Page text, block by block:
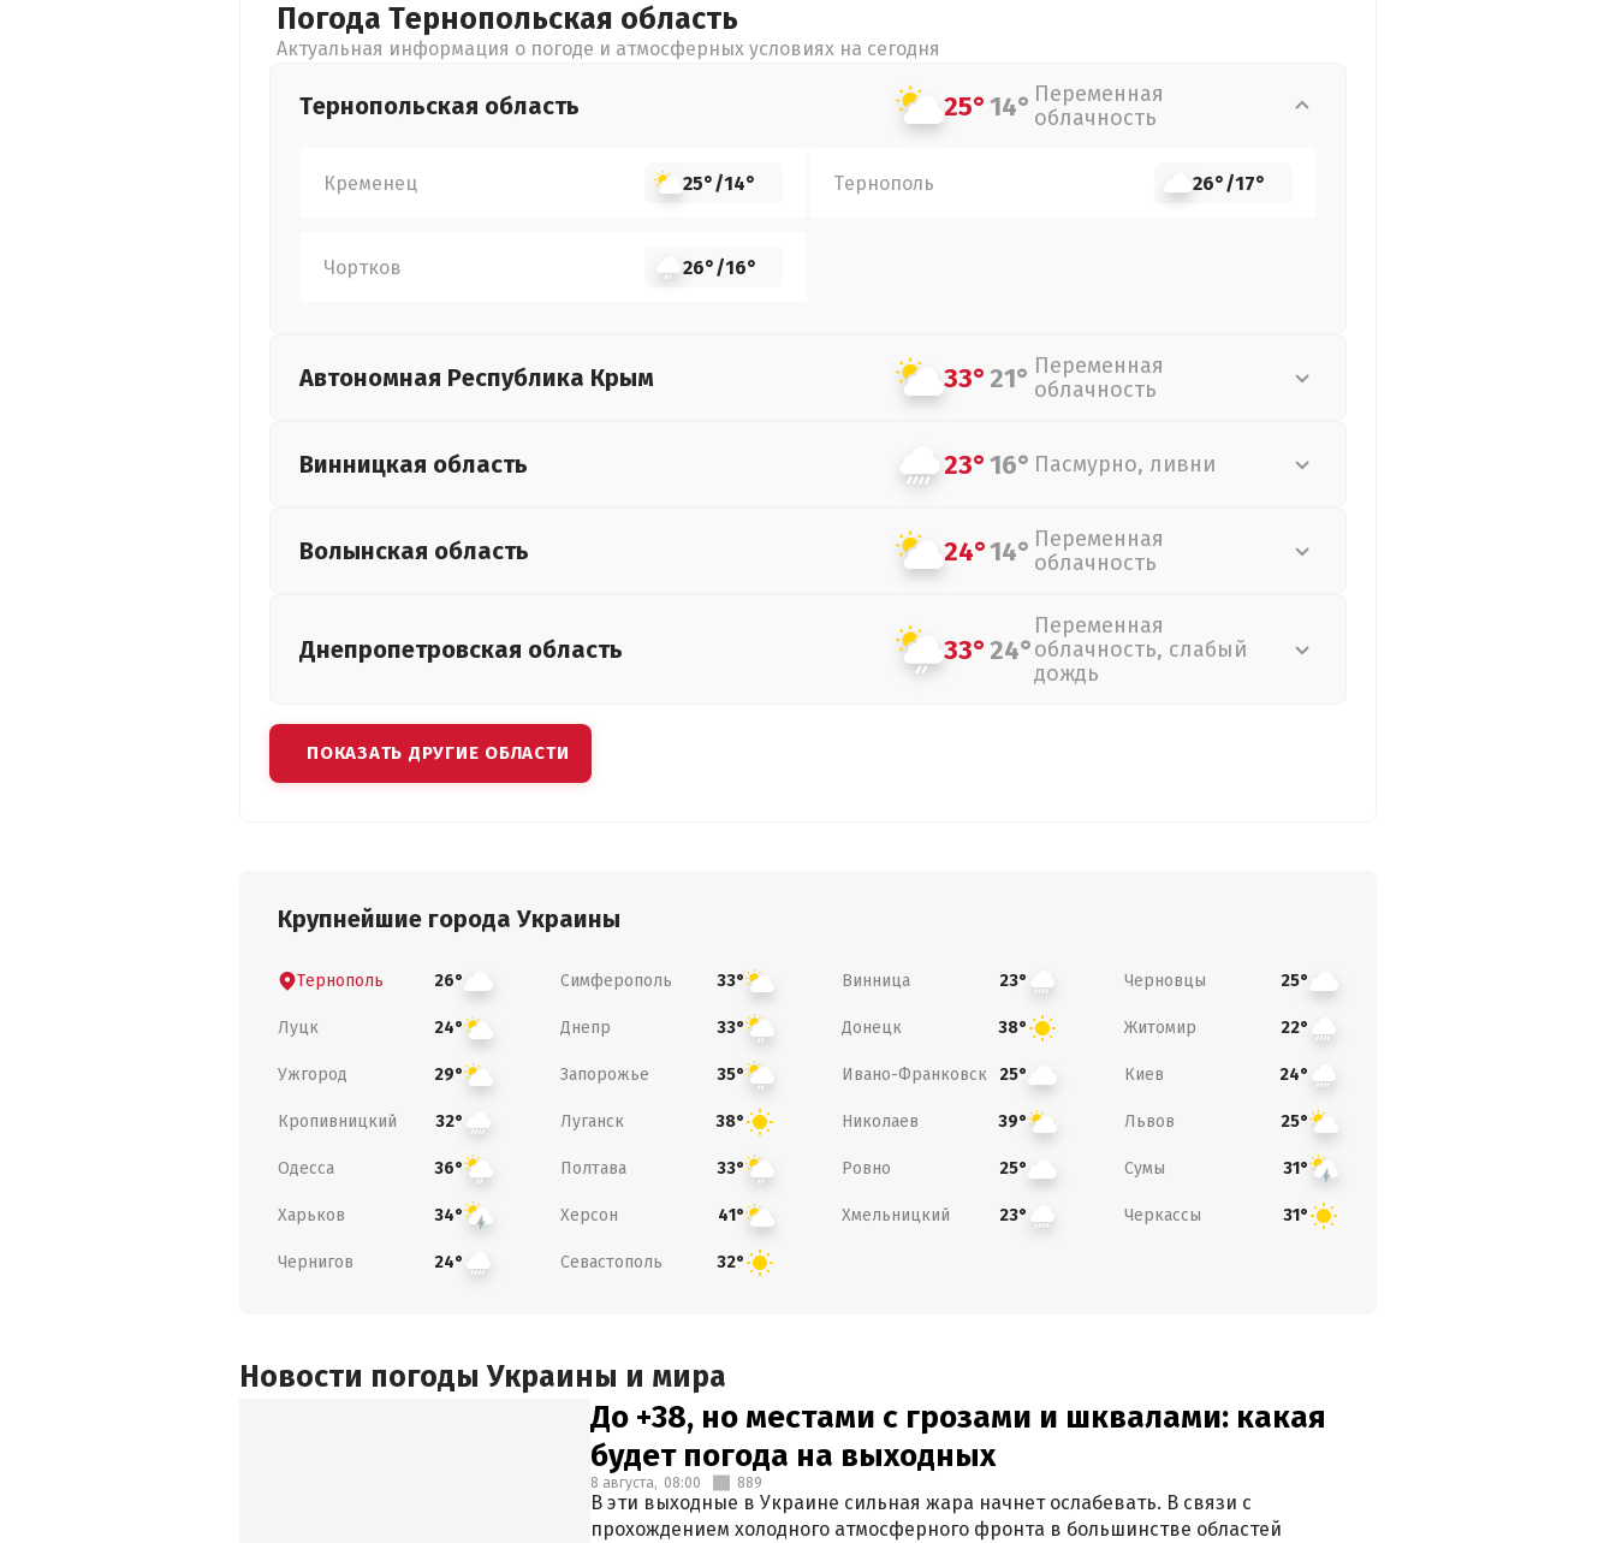
Погода Тернопольская область
Актуальная информация о погоде и атмосферных условиях на сегодня
Тернопольская область 25°14° Переменная
облачность
Кременец 25°/14° Тернополь 26°/17°
Чортков 26°/16°
Автономная Республика Крым 33°21° Переменная
облачность
Винницкая область 23°16° Пасмурно, ливни
Волынская область 24°14° Переменная
облачность
Днепропетровская область 33°24°
Переменная
облачность, слабый
дождь
ПОКАЗАТЬ ДРУГИЕ ОБЛАСТИ
Крупнейшие города Украины
Тернополь 26° Симферополь 33° Винница 23° Черновцы 25°
Луцк 24° Днепр 33° Донецк 38° Житомир 22°
Ужгород 29° Запорожье 35° Ивано-Франковск 25° Киев 24°
Кропивницкий 32° Луганск 38° Николаев 39° Львов 25°
Одесса 36° Полтава 33° Ровно 25° Сумы 31°
Харьков 34° Херсон 41° Хмельницкий 23° Черкассы 31°
Чернигов 24° Севастополь 32°
Новости погоды Украины и мира
До +38, но местами с грозами и шквалами: какая
будет погода на выходных
8 августа, 08:00 889
В эти выходные в Украине сильная жара начнет ослабевать. В связи с
прохождением холодного атмосферного фронта в большинстве областей